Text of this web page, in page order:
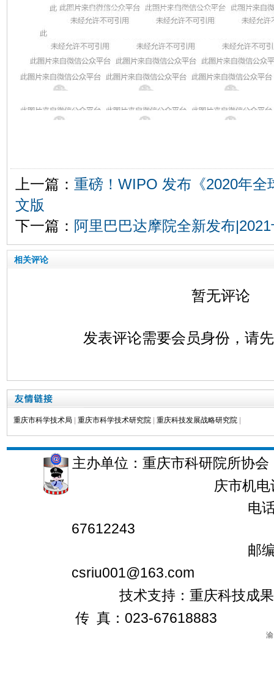
遇，虚拟形象在日后将被越来越多地运用。
上一篇： 重磅！WIPO 发布《2020年全
文版
下一篇： 阿里巴巴达摩院全新发布
相关评论
暂无评论
发表评论需要会员身份，请
重庆市科学技术局 重庆市科学技术研究院 重庆科技发展战略研究院
主办单位：重庆市科研院所协
庆市机
电话：023-
67612243
邮编：
csriu001@163.com
技术支持：重庆科技成果
传 真：023-67618883